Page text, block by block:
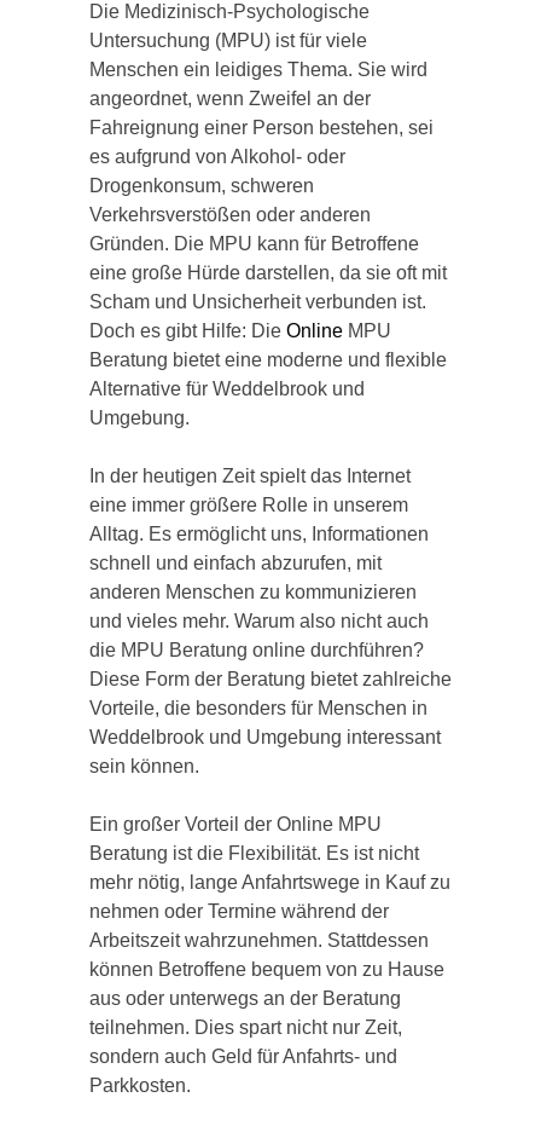
Die Medizinisch-Psychologische
Untersuchung (MPU) ist für viele
Menschen ein leidiges Thema. Sie wird
angeordnet, wenn Zweifel an der
Fahreignung einer Person bestehen, sei
es aufgrund von Alkohol- oder
Drogenkonsum, schweren
Verkehrsverstößen oder anderen
Gründen. Die MPU kann für Betroffene
eine große Hürde darstellen, da sie oft mit
Scham und Unsicherheit verbunden ist.
Doch es gibt Hilfe: Die Online MPU
Beratung bietet eine moderne und flexible
Alternative für Weddelbrook und
Umgebung.
In der heutigen Zeit spielt das Internet
eine immer größere Rolle in unserem
Alltag. Es ermöglicht uns, Informationen
schnell und einfach abzurufen, mit
anderen Menschen zu kommunizieren
und vieles mehr. Warum also nicht auch
die MPU Beratung online durchführen?
Diese Form der Beratung bietet zahlreiche
Vorteile, die besonders für Menschen in
Weddelbrook und Umgebung interessant
sein können.
Ein großer Vorteil der Online MPU
Beratung ist die Flexibilität. Es ist nicht
mehr nötig, lange Anfahrtswege in Kauf zu
nehmen oder Termine während der
Arbeitszeit wahrzunehmen. Stattdessen
können Betroffene bequem von zu Hause
aus oder unterwegs an der Beratung
teilnehmen. Dies spart nicht nur Zeit,
sondern auch Geld für Anfahrts- und
Parkkosten.